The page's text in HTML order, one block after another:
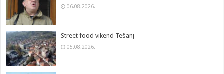
06.08.2026.
Street food vikend Tešanj
05.08.2026.